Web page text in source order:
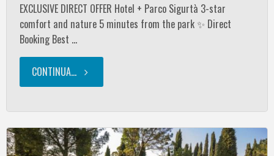
EXCLUSIVE DIRECT OFFER Hotel + Parco Sigurtà 3-star
comfort and nature 5 minutes from the park ✨ Direct
Booking Best …
CONTINUA..."Hotel
Parco